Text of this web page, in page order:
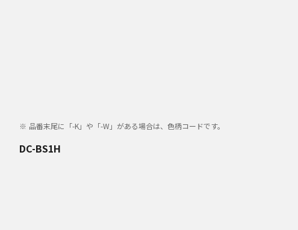
品番末尾に「-K」や「-W」がある場合は、色柄コードです。
DC-BS1H